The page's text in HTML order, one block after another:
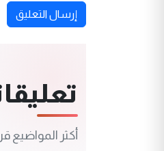
إرسال التعليق
أكثر المواضيع